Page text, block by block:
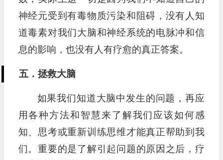
神经元受到有毒物质污染和阻碍，没有人知
道毒素对我们大脑和神经系统的电脉冲和信
息的影响，也没有人有疗愈的真正答案。
五．拯救大脑
如果我们知道大脑中发生的问题，再应
用各种方法和智慧来了解我们应该如何感
知、思考或重新训练思维才能真正帮助到我
们。重要的是了解引起问题的原因之后，疗